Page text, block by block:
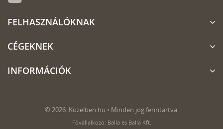
FELHASZNÁLÓKNAK
CÉGEKNEK
INFORMÁCIÓK
© 2026. Közelben.hu • Minden jog fenntartva.
Fővállalkozó: Balla és Balla Kft.